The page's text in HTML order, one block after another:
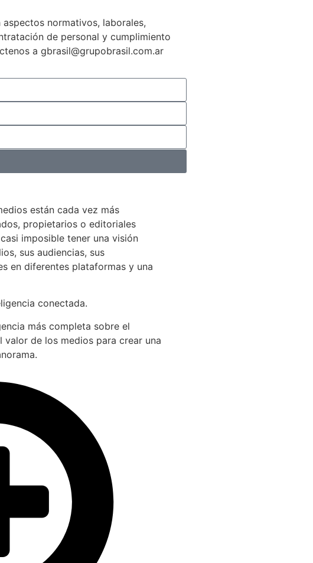
normativos, laborales,
de personal y cumplimiento
a gbrasil@grupobrasil.com.ar
están cada vez más
propietarios o editoriales
imposible tener una visión
sus audiencias, sus
en diferentes plataformas y una
conectada.
más completa sobre el
de los medios para crear una